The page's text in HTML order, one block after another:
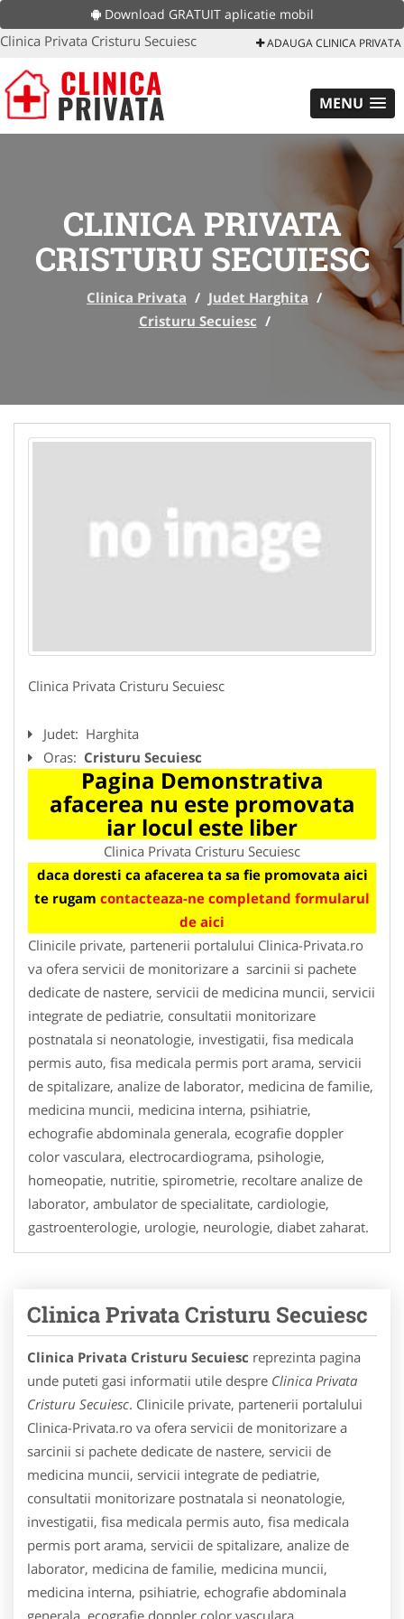
Download GRATUIT aplicatie mobil
Clinica Privata Cristuru Secuiesc ADAUGA CLINICA PRIVATA
MENU
CLINICA PRIVATA
CRISTURU SECUIESC
Clinica Privata / Judet Harghita /
Cristuru Secuiesc /
Clinica Privata Cristuru Secuiesc
Judet: Harghita
Oras: Cristuru Secuiesc
Pagina Demonstrativa
afacerea nu este promovata
iar locul este liber
Clinica Privata Cristuru Secuiesc
daca doresti ca afacerea ta sa fie promovata aici
te rugam contacteaza-ne completand formularul
de aici
Clinicile private, partenerii portalului Clinica-Privata.ro
va ofera servicii de monitorizare a sarcinii si pachete
dedicate de nastere, servicii de medicina muncii, servicii
integrate de pediatrie, consultatii monitorizare
postnatala si neonatologie, investigatii, fisa medicala
permis auto, fisa medicala permis port arama, servicii
de spitalizare, analize de laborator, medicina de familie,
medicina muncii, medicina interna, psihiatrie,
echografie abdominala generala, ecografie doppler
color vasculara, electrocardiograma, psihologie,
homeopatie, nutritie, spirometrie, recoltare analize de
laborator, ambulator de specialitate, cardiologie,
gastroenterologie, urologie, neurologie, diabet zaharat.
Clinica Privata Cristuru Secuiesc
Clinica Privata Cristuru Secuiesc reprezinta pagina
unde puteti gasi informatii utile despre Clinica Privata
Cristuru Secuiesc. Clinicile private, partenerii portalului
Clinica-Privata.ro va ofera servicii de monitorizare a
sarcinii si pachete dedicate de nastere, servicii de
medicina muncii, servicii integrate de pediatrie,
consultatii monitorizare postnatala si neonatologie,
investigatii, fisa medicala permis auto, fisa medicala
permis port arama, servicii de spitalizare, analize de
laborator, medicina de familie, medicina muncii,
medicina interna, psihiatrie, echografie abdominala
generala, ecografie doppler color vasculara,